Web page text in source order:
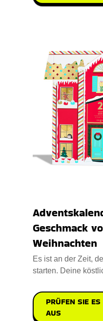
Geschmack
Weihnachten
Es ist an der Zeit,
starten. Deine
PRÜFEN SIE ES
AUS